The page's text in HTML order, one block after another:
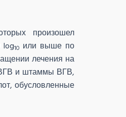
произошел
10 или выше по
лечения на
ВГВ и штаммы ВГВ,
обусловленные